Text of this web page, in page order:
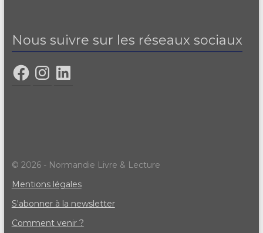
Nous suivre sur les réseaux sociaux
© 2026 - Normandie Livre & Lecture
Mentions légales
S'abonner à la newsletter
Comment venir ?